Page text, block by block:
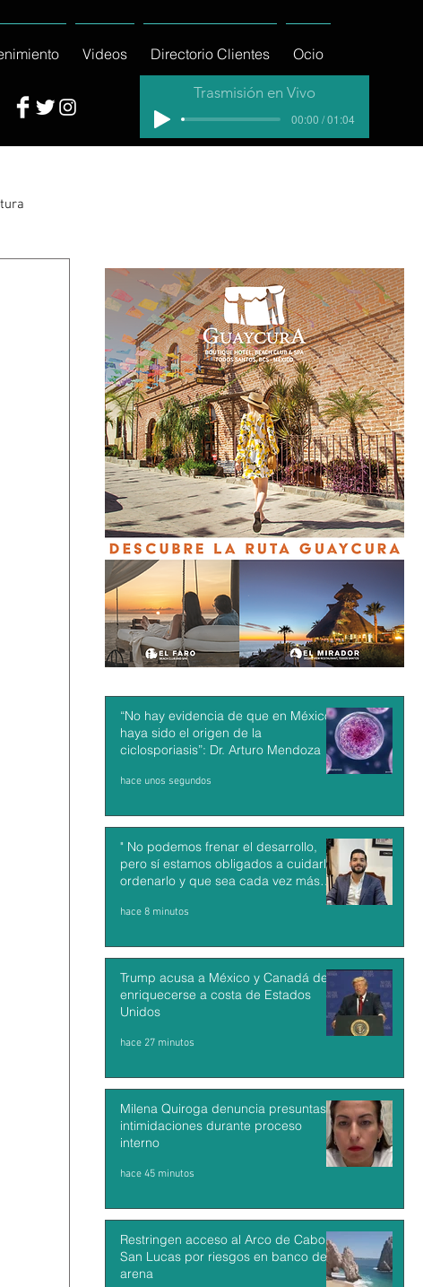
Videos Directorio Clientes Ocio
Trasmisión en Vivo
00:00 / 01:04
“No hay evidencia de que en México
haya sido el origen de la
ciclosporiasis”: Dr. Arturo Mendoza
hace unos segundos
" No podemos frenar el desarrollo,
pero sí estamos obligados a cuidarlo,
ordenarlo y que sea cada vez más
hace 8 minutos
Trump acusa a México y Canadá de
enriquecerse a costa de Estados
Unidos
hace 27 minutos
Milena Quiroga denuncia presuntas
intimidaciones durante proceso
interno
hace 45 minutos
Restringen acceso al Arco de Cabo
San Lucas por riesgos en banco de
arena